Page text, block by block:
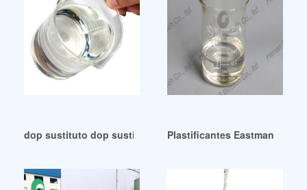
dop sustituto dop sustituto Guatemala Bolivia
Plastificantes Eastman de